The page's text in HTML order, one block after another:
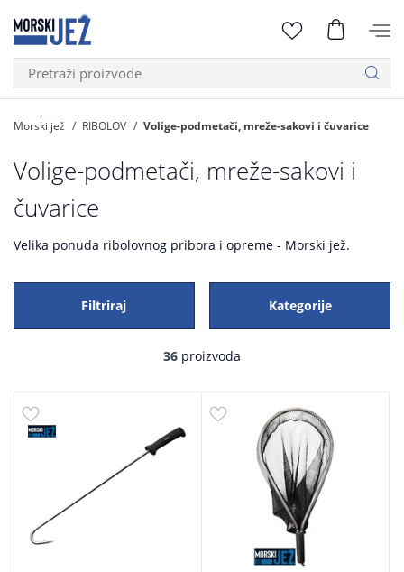
Morski jež RIBOLOV Volige-podmetači, mreže-sakovi i čuvarice
Volige-podmetači, mreže-sakovi i
čuvarice
Velika ponuda ribolovnog pribora i opreme - Morski jež.
Filtriraj Kategorije
36 proizvoda